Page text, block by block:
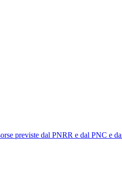
previste dal PNRR e dal PNC e